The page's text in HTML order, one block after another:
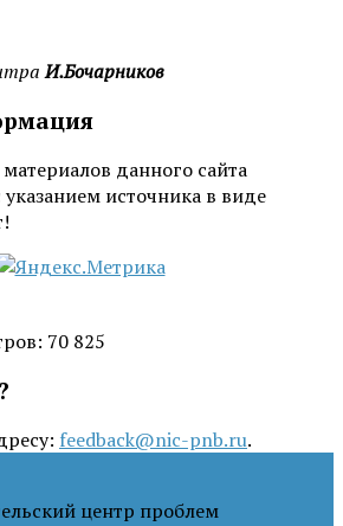
И.Бочарников
данного сайта
источника в виде
70 825
feedback@nic-pnb.ru.
центр проблем